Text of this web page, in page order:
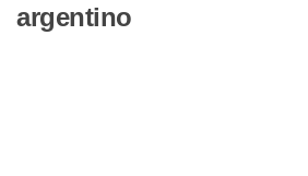
argentino